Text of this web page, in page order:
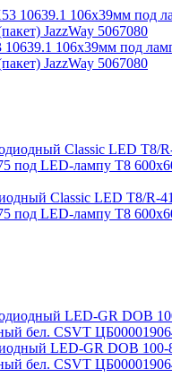
106х39мм под
JazzWay 5067080
Classic LED Т8/R-
под LED-лампу T8
LED-GR DOB
бел. CSVT